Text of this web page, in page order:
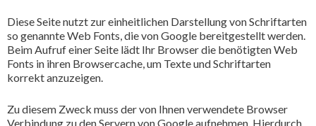
Diese Seite nutzt zur einheitlichen Darstellung von Schriftarten
so genannte Web Fonts, die von Google bereitgestellt werden.
Beim Aufruf einer Seite lädt Ihr Browser die benötigten Web
Fonts in ihren Browsercache, um Texte und Schriftarten
korrekt anzuzeigen.
Zu diesem Zweck muss der von Ihnen verwendete Browser
Verbindung zu den Servern von Google aufnehmen. Hierdurch